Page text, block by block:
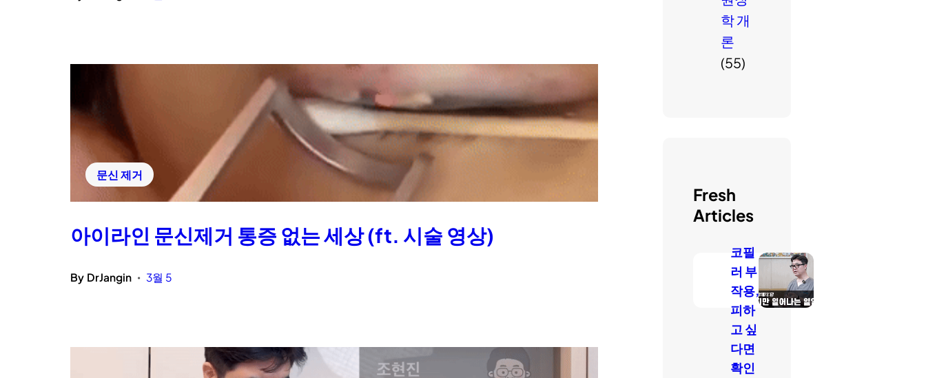
문신 제거
아이라인 문신제거 통증 없는 세상 (ft. 시술 영상)
By DrJangin • 3월 5
학 개
론
(55)
Fresh
Articles
코필
러 부
작용,
피하
고 싶
다면
확인